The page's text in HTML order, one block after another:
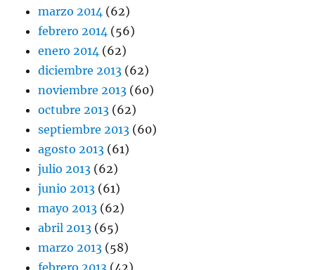
marzo 2014 (62)
febrero 2014 (56)
enero 2014 (62)
diciembre 2013 (62)
noviembre 2013 (60)
octubre 2013 (62)
septiembre 2013 (60)
agosto 2013 (61)
julio 2013 (62)
junio 2013 (61)
mayo 2013 (62)
abril 2013 (65)
marzo 2013 (58)